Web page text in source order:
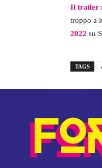
Il trailer
troppo a
2022 su
TAGS